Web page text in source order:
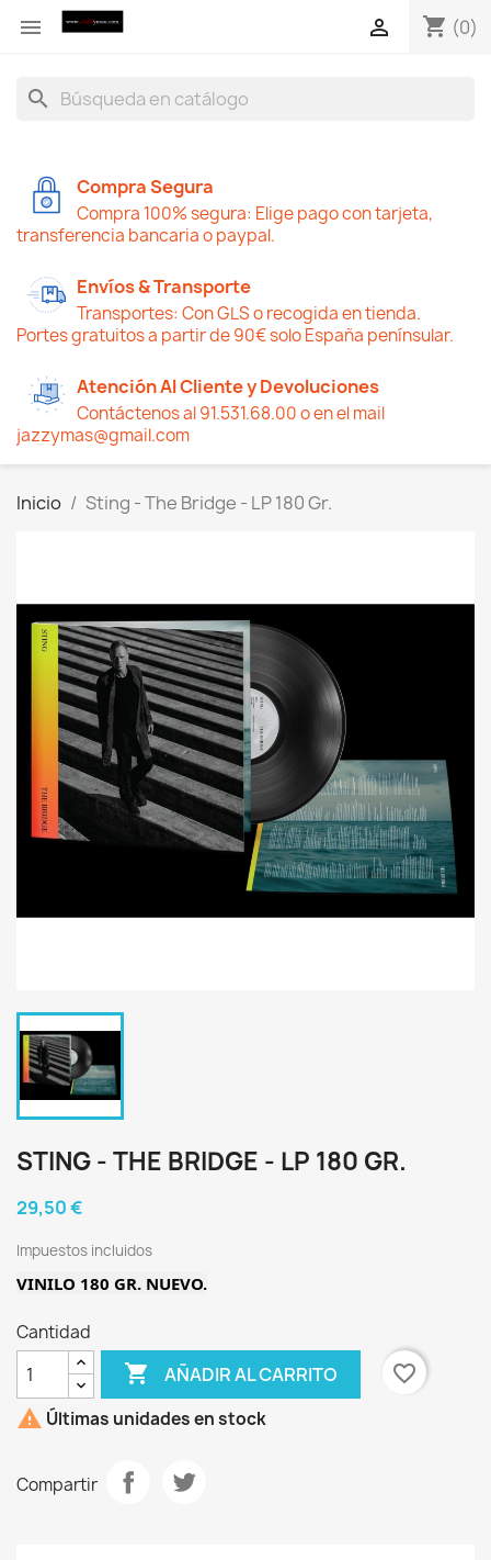
 shopping_cart (0)

search
Compra Segura
Compra 100% segura: Elige pago con tarjeta,
transferencia bancaria o paypal.
Envíos & Transporte
Transportes: Con GLS o recogida en tienda.
Portes gratuitos a partir de 90€ solo España penínsular.
Atención Al Cliente y Devoluciones
Contáctenos al 91.531.68.00 o en el mail
jazzymas@gmail.com
Inicio Sting - The Bridge - LP 180 Gr.
STING - THE BRIDGE - LP 180 GR.
29,50 €
Impuestos incluidos
VINILO 180 GR. NUEVO.
Cantidad
 AÑADIR AL CARRITO
favorite_border
 Últimas unidades en stock
Compartir